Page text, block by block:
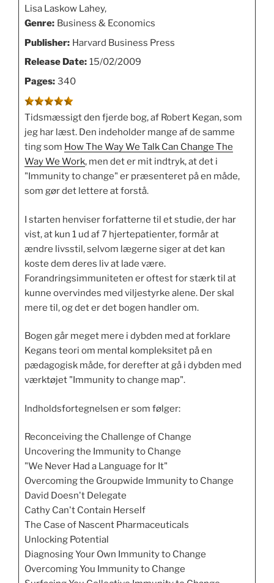
skifte
paradigme”
Lisa Laskow Lahey,
Genre: Business & Economics
Publisher: Harvard Business Press
Release Date: 15/02/2009
Pages: 340
Tidsmæssigt den fjerde bog, af Robert Kegan, som
jeg har læst. Den indeholder mange af de samme
ting som How The Way We Talk Can Change The
Way We Work, men det er mit indtryk, at det i
"Immunity to change" er præsenteret på en måde,
som gør det lettere at forstå.
I starten henviser forfatterne til et studie, der har
vist, at kun 1 ud af 7 hjertepatienter, formår at
ændre livsstil, selvom lægerne siger at det kan
koste dem deres liv at lade være.
Forandringsimmuniteten er oftest for stærk til at
kunne overvindes med viljestyrke alene. Der skal
mere til, og det er det bogen handler om.
Bogen går meget mere i dybden med at forklare
Kegans teori om mental kompleksitet på en
pædagogisk måde, for derefter at gå i dybden med
værktøjet "Immunity to change map".
Indholdsfortegnelsen er som følger:
Reconceiving the Challenge of Change
Uncovering the Immunity to Change
"We Never Had a Language for It"
Overcoming the Groupwide Immunity to Change
David Doesn't Delegate
Cathy Can't Contain Herself
The Case of Nascent Pharmaceuticals
Unlocking Potential
Diagnosing Your Own Immunity to Change
Overcoming You Immunity to Change